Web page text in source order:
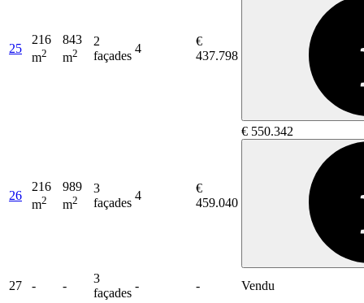
25
216
m2
843
m2
2
façades
4
€
437.798
26
216
m2
989
m2
3
façades
4
€
459.040
€ 550.342
27 - -
3
façades
- - Vendu